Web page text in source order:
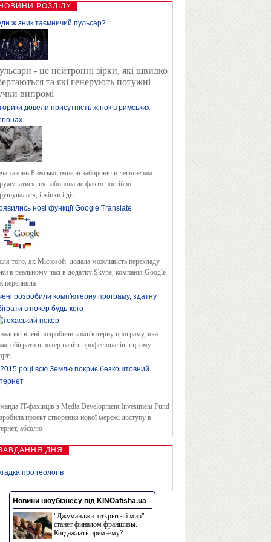
НОВИНИ РОЗДІЛУ
ж зник таємничий пульсар?
- це нейтронні зірки, які швидко
та які генерують потужні
випромі
довели присутність жінок в римських
закони Римської імперії забороняли легіонерам
ця заборона де факто постійно
і жінки і діт
нові функції Google Translate
того, як Microsoft додала можливість перекладу
в реальному часі в додатку Skype, компанія Google
перейняла
розробили комп'ютерну програму, здатну
в покер будь-кого
вчені розробили комп'ютерну програму, яка
обіграти в покер навіть професіоналів в цьому
році всю Землю покриє безкоштовний
IT-фахівців з Media Development Investment Fund
проект створення нової мережі доступу в
абсолю
ДНЯ
про геологів
Новини шоубізнесу від KINOafisha.ua
"Джуманджи: открытый мир"
станет финалом франшизы.
Когдаждать премьему?